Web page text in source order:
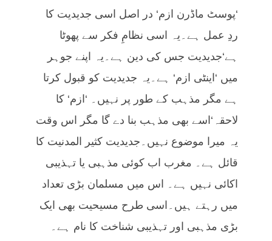
‘پوسٹ ماڈرن ازم‘ در اصل اسی جدیدیت کا
ردِ عمل ہے۔یہ اسی نظامِ فکر سے پھوٹا
ہے‘جدیدیت جس کی دین ہے۔یہ اپنے جوہر
میں ‘اینٹی ازم‘ ہے۔یہ جدیدیت کو قبول کرتا
ہے مگر مذہب کے طور پر نہیں۔ ‘ازم‘ کا
لاحقہ‘اسے بھی مذہب بنا دے گا مگر اس وقت
یہ میرا موضوع نہیں۔جدیدیت کثیر المدنیت کا
قائل ہے۔ مغرب اب کوئی مذہبی یا تہذیبی
اکائی نہیں ہے۔ اس میں مسلمان بڑی تعداد
میں رہتے ہیں۔اسی طرح مسیحیت بھی ایک
بڑی مذہبی اور تہذیبی شناخت کا نام ہے۔